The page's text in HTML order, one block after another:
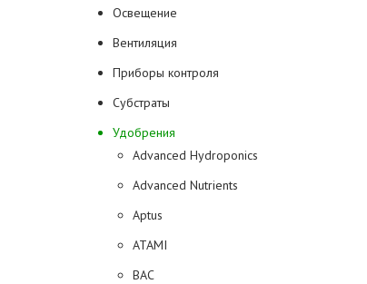
Освещение
Вентиляция
Приборы контроля
Субстраты
Удобрения
Advanced Hydroponics
Advanced Nutrients
Aptus
ATAMI
BAC